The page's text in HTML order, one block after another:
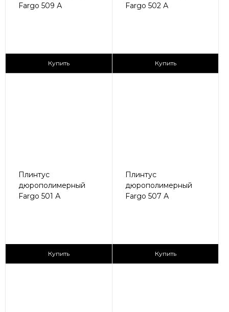
Fargo 509 А
Купить
Fargo 502 А
Купить
Плинтус
дюрополимерный
Fargo 501 А
Купить
Плинтус
дюрополимерный
Fargo 507 А
Купить